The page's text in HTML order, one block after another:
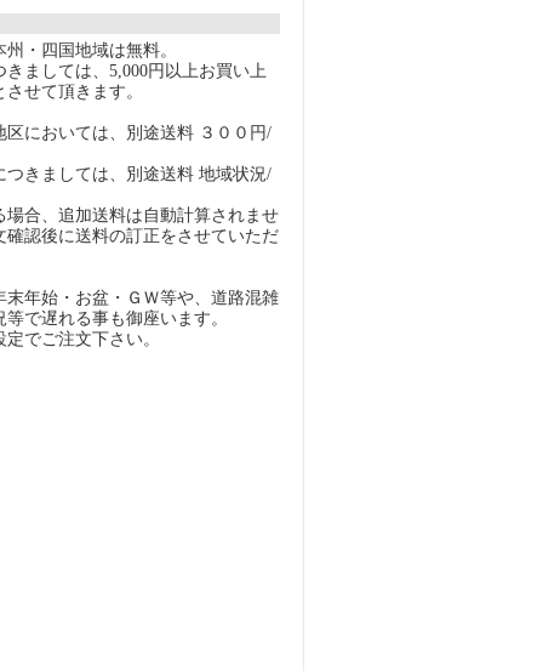
・四国地域は無料。
きましては、5,000円以上お買い上
せて頂きます。
区においては、別途送料 ３００円/
つきましては、別途送料 地域状況/
場合、追加送料は自動計算されませ
確認後に送料の訂正をさせていただ
末年始・お盆・ＧＷ等や、道路混雑
で遅れる事も御座います。
でご注文下さい。